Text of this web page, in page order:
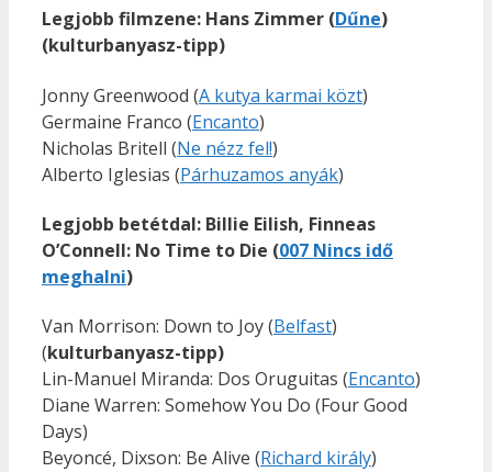
Legjobb filmzene: Hans Zimmer (Dűne)
(kulturbanyasz-tipp)
Jonny Greenwood (A kutya karmai közt)
Germaine Franco (Encanto)
Nicholas Britell (Ne nézz fel!)
Alberto Iglesias (Párhuzamos anyák)
Legjobb betétdal: Billie Eilish, Finneas
O’Connell: No Time to Die (007 Nincs idő
meghalni)
Van Morrison: Down to Joy (Belfast)
(kulturbanyasz-tipp)
Lin-Manuel Miranda: Dos Oruguitas (Encanto)
Diane Warren: Somehow You Do (Four Good
Days)
Beyoncé, Dixson: Be Alive (Richard király)